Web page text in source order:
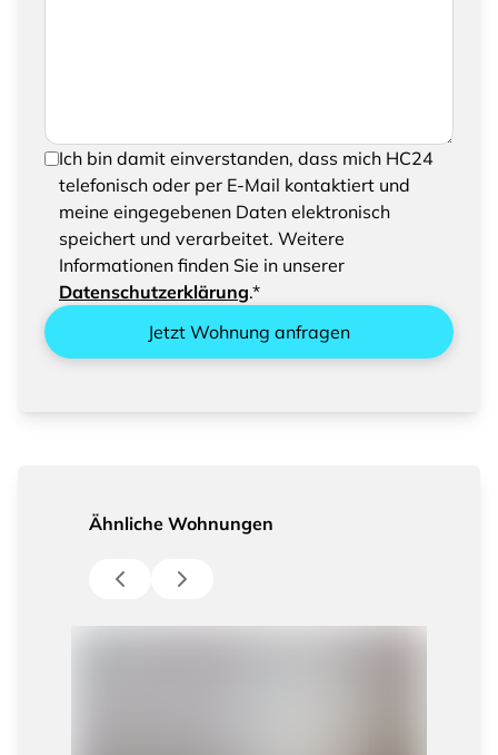
Um Ihre Anfrage senden zu können, bestätigen
Sie bitte das Speichern und Verarbeiten Ihrer
eingegebenen Daten
Ich bin damit einverstanden, dass mich HC24
telefonisch oder per E-Mail kontaktiert und
meine eingegebenen Daten elektronisch
speichert und verarbeitet. Weitere
Informationen finden Sie in unserer
Datenschutzerklärung.*
Jetzt Wohnung anfragen
Ähnliche Wohnungen